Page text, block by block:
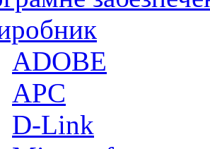
ADOBE
APC
D-Link